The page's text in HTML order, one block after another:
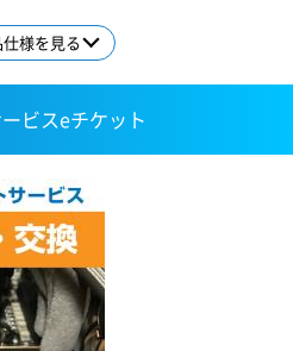
様を見る
ビスeチケット